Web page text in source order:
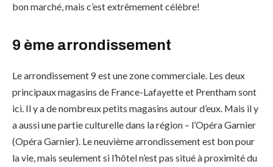
bon marché, mais c’est extrêmement célèbre!
9 ème arrondissement
Le arrondissement 9 est une zone commerciale. Les deux
principaux magasins de France-Lafayette et Prentham sont
ici. Il y a de nombreux petits magasins autour d’eux. Mais il y
a aussi une partie culturelle dans la région – l’Opéra Garnier
(Opéra Garnier). Le neuvième arrondissement est bon pour
la vie, mais seulement si l’hôtel n’est pas situé à proximité du